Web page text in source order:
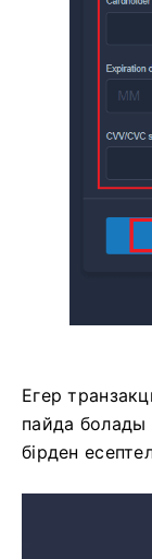
Егер
пайда болады
бірден